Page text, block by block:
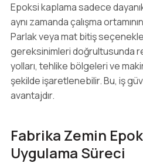
Epoksi kaplama sadece
aynı zamanda çalışma
Parlak veya mat bitiş
gereksinimleri doğrultusunda
yolları, tehlike bölgeleri ve
şekilde işaretlenebilir. Bu, iş
avantajdır.
Fabrika Zemin
Uygulama Süreci